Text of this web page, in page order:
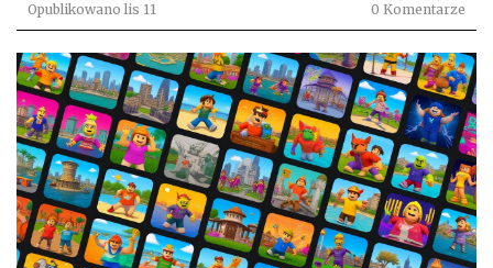
Opublikowano lis 11 0 Komentarze